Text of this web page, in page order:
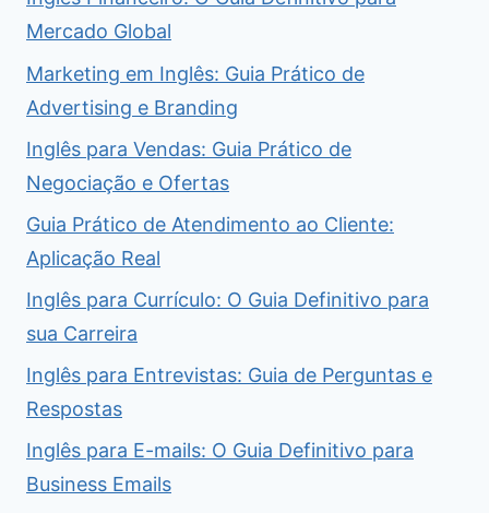
Mercado Global
Marketing em Inglês: Guia Prático de
Advertising e Branding
Inglês para Vendas: Guia Prático de
Negociação e Ofertas
Guia Prático de Atendimento ao Cliente:
Aplicação Real
Inglês para Currículo: O Guia Definitivo para
sua Carreira
Inglês para Entrevistas: Guia de Perguntas e
Respostas
Inglês para E-mails: O Guia Definitivo para
Business Emails